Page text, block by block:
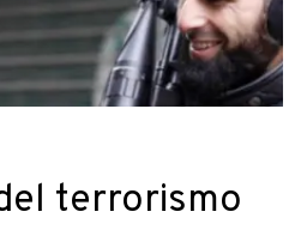
terrorismo